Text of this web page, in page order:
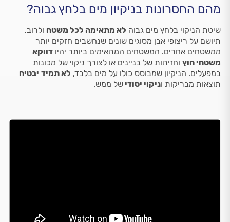
מהם החסרונות בניקיון מים בלחץ גבוה?
שיטת הניקוי בלחץ מים גבוה לא מתאימה לכל משטח ולרוב,
תיושם על ריצופי אבן מסוגים שונים שנחשבים חזקים יותר
ממשטחים אחרים. המשטחים המתאימים ביותר יהיו דווקא
משטחי חוץ וחזיתות של בניינים או לצורך ניקוי של מכונות
במפעלים. הניקיון שמבוסס כולו על מים בלבד, לא תמיד יבטיח
תוצאות מבריקות וניקוי יסודי של ממש.